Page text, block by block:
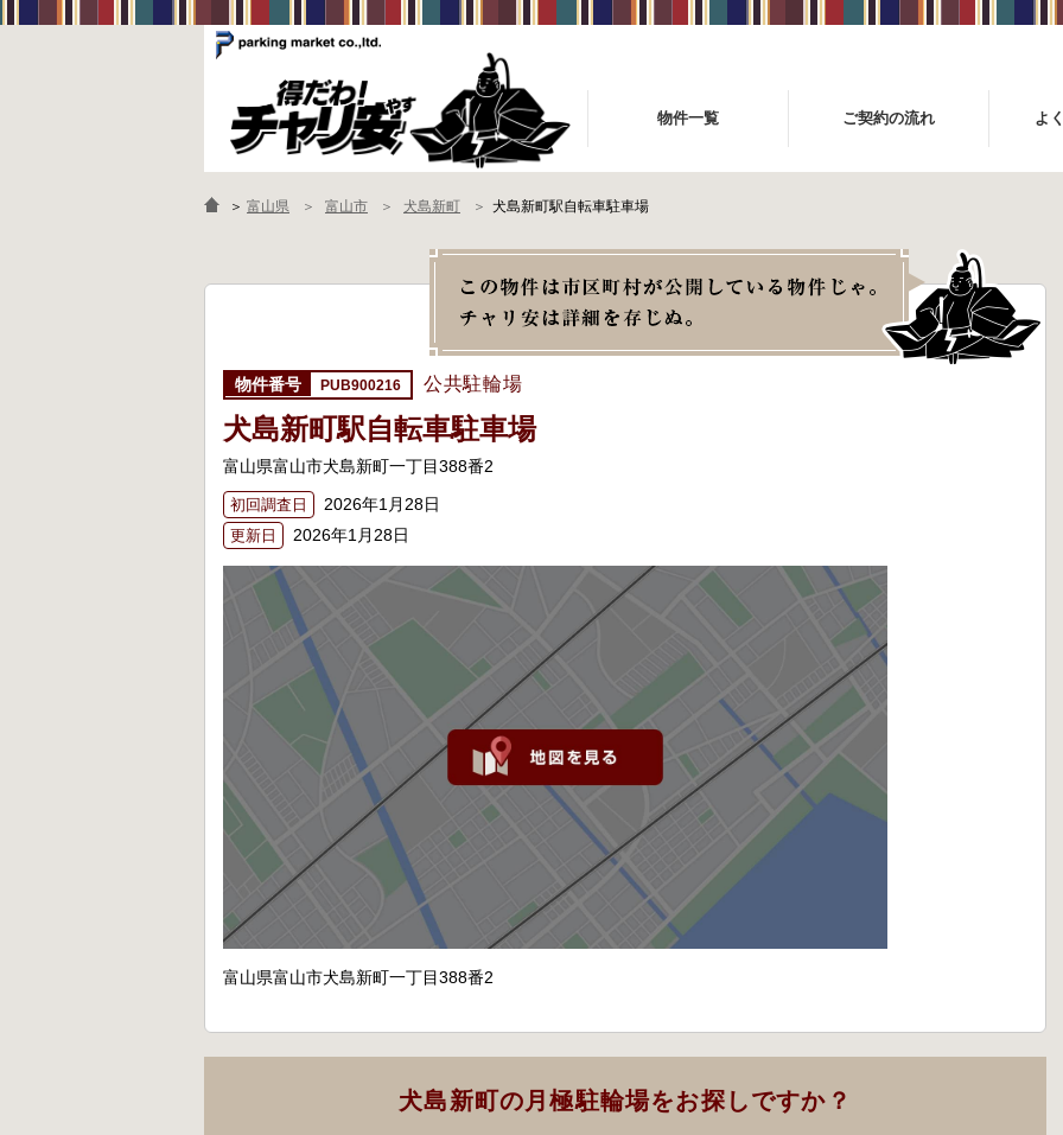
物件一覧 ご契約の流れ よ
＞ 富山県 富山市 犬島新町 犬島新町駅自転車駐車場
PUB900216 公共駐輪場
犬島新町駅自転車駐車場
富山県富山市犬島新町一丁目388番2
初回調査日 2026年1月28日
更新日 2026年1月28日
富山県富山市犬島新町一丁目388番2
犬島新町の月極駐輪場をお探しですか？